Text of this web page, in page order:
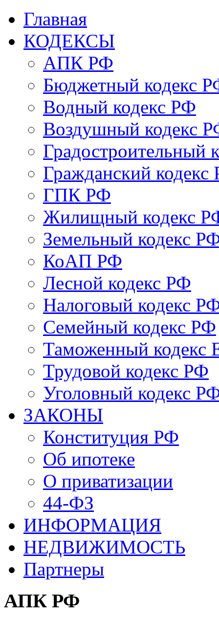
Главная
КОДЕКСЫ
АПК РФ
Бюджетный кодекс
Водный кодекс РФ
Воздушный кодекс
Градостроительный
Гражданский кодекс
ГПК РФ
Жилищный кодекс
Земельный кодекс
КоАП РФ
Лесной кодекс РФ
Налоговый кодекс
Семейный кодекс РФ
Таможенный
Трудовой кодекс РФ
Уголовный кодекс
ЗАКОНЫ
Конституция РФ
Об ипотеке
О приватизации
44-ФЗ
ИНФОРМАЦИЯ
НЕДВИЖИМОСТЬ
Партнеры
АПК РФ